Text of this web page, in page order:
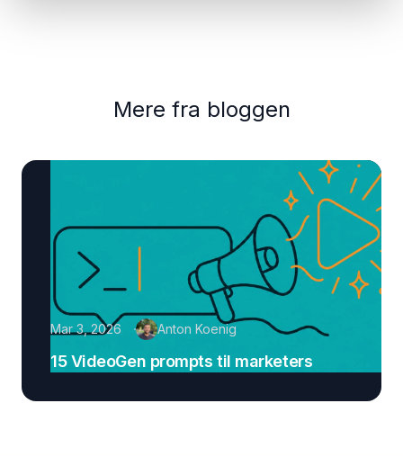
Mere fra bloggen
Mar 3, 2026 Anton Koenig
15 VideoGen prompts til marketers